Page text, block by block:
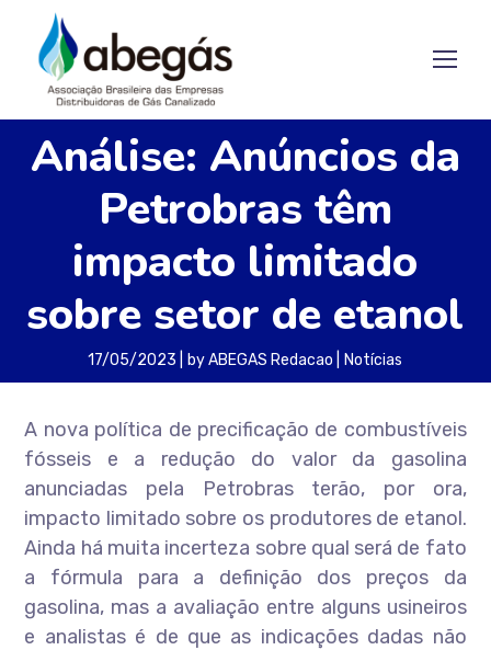
Análise: Anúncios da
Petrobras têm
impacto limitado
sobre setor de etanol
17/05/2023 byABEGAS Redacao Notícias
A nova política de precificação de combustíveis
fósseis e a redução do valor da gasolina
anunciadas pela Petrobras terão, por ora,
impacto limitado sobre os produtores de etanol.
Ainda há muita incerteza sobre qual será de fato
a fórmula para a definição dos preços da
gasolina, mas a avaliação entre alguns usineiros
e analistas é de que as indicações dadas não